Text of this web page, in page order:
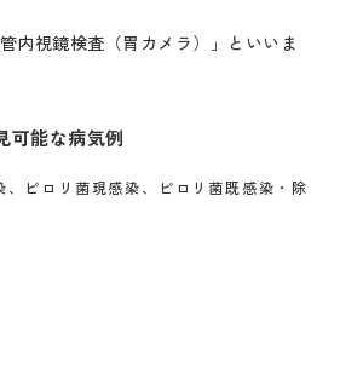
内視鏡検査（胃カメラ）」といいま
可能な病気例
、ピロリ菌現感染、ピロリ菌既感染・除